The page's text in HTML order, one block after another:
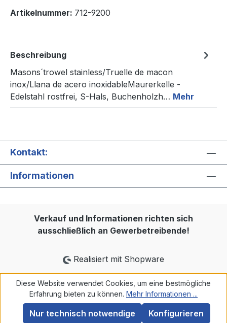
Artikelnummer: 712-9200
Beschreibung
Masons´trowel stainless/Truelle de macon
inox/Llana de acero inoxidableMaurerkelle -
Edelstahl rostfrei, S-Hals, Buchenholzh… Mehr
Kontakt:
Informationen
Verkauf und Informationen richten sich
ausschließlich an Gewerbetreibende!
Realisiert mit Shopware
Diese Website verwendet Cookies, um eine bestmögliche
Erfahrung bieten zu können. Mehr Informationen ...
Nur technisch notwendige Konfigurieren